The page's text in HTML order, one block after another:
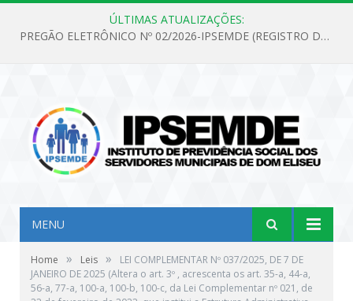
ÚLTIMAS ATUALIZAÇÕES:
PREGÃO ELETRÔNICO Nº 02/2026-IPSEMDE (REGISTRO DE PREÇOS PARA FUTURA E EVENTUAL AQUISIÇÃO DE MATERIAL DE LIMPEZA E GÊNEROS ALIMENTÍCIOS PARA ATENDER AS NECESSIDADES DO INSTITUTO DE PREVIDÊNCIA SOCIAL DOS SERVIDORES MUNICIPAIS DE DOM ELISEU.)
MENU
Home » Leis »
LEI COMPLEMENTAR Nº 037/2025, DE 7 DE
JANEIRO DE 2025 (Altera o art. 3º , acrescenta os art. 35-a, 44-a,
56-a, 77-a, 100-a, 100-b, 100-c, da Lei Complementar nº 021, de